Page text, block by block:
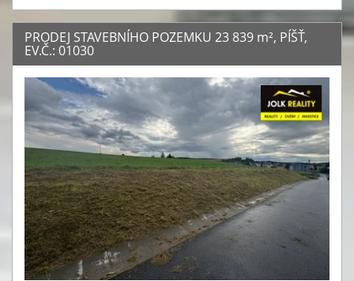
PRODEJ STAVEBNÍHO POZEMKU 23 839 m², PÍŠŤ,
EV.Č.: 01030